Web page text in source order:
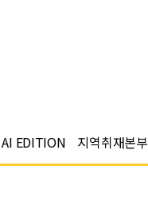
AI EDITION 지역취재본부